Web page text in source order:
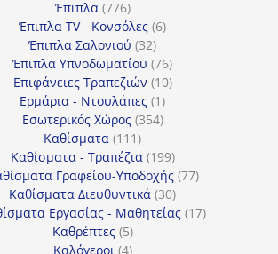
Έπιπλα 776776
προϊόντα
Έπιπλα TV - Κονσόλες 66
Έπιπλα Σαλονιού 3232
προϊόντα
Έπιπλα Υπνοδωματίου 7676
προϊόντα
Επιφάνειες Τραπεζιών 1010
Ερμάρια - Ντουλάπες 11
προϊόν
Εσωτερικός Χώρος 354354
Καθίσματα 111111
προϊόντα
Καθίσματα - Τραπέζια 199199
προϊόντα
Γραφείου-Υποδοχής 7777
Καθίσματα Διευθυντικά 3030
προϊόντα
Εργασίας - Μαθητείας 1717
Καθρέπτες 55
προϊόντα
Καλόγεροι 44